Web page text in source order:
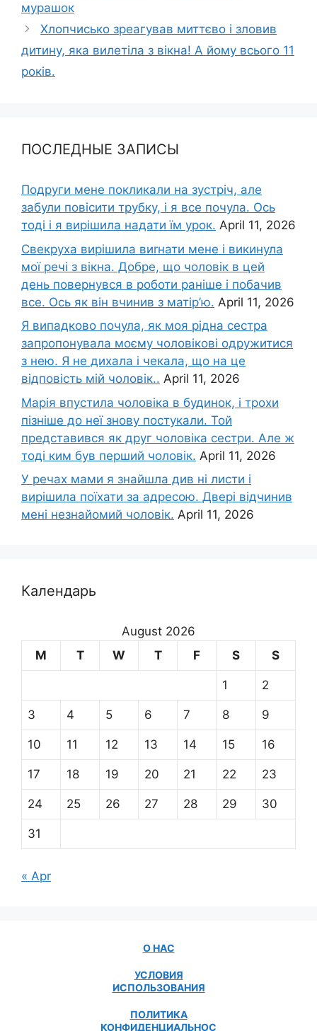
мурашок
Хлопчисько зреагував миттєво і зловив
дитину, яка вилетіла з вікна! А йому всього 11
років.
ПОСЛЕДНЫЕ ЗАПИСЫ
Подруги мене покликали на зустріч, але
забули повісити трубку, і я все почула. Ось
тоді і я вирішила надати їм урок. April 11, 2026
Свекруха вирішила виrнати мене і викинула
мої речі з вікна. Добре, що чоловік в цей
день повернувся в роботи раніше і побачив
все. Ось як він вчинив з матір’ю. April 11, 2026
Я випадково почула, як моя рідна сестра
запропонувала моєму чоловікові одружитися
з нею. Я не дихала і чекала, що на це
відповість мій чоловік.. April 11, 2026
Марія впустила чоловіка в будинок, і трохи
пізніше до неї знову постукали. Той
представився як друг чоловіка сестри. Але ж
тоді ким був перший чоловік. April 11, 2026
У речах мами я знайшла див ні листи і
вирішила поїхати за адресою. Двері відчинив
мені незнайомий чоловік. April 11, 2026
Календарь
August 2026
M
T W T F S S
1 2
3 4 5 6 7 8 9
10 11 12 13 14 15 16
17 18 19 20 21 22 23
24 25 26 27 28 29 30
31
« Apr
О НАС
УСЛОВИЯ
ИСПОЛЬЗОВАНИЯ
ПОЛИТИКА
КОНФИДЕНЦИАЛЬНОС